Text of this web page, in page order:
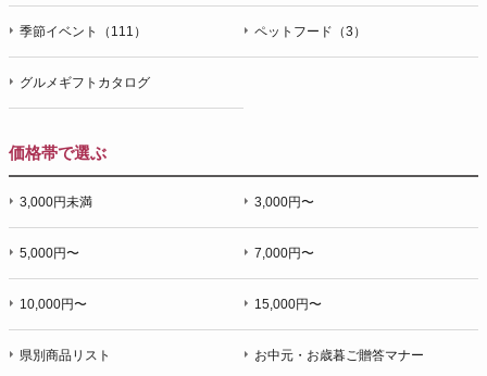
季節イベント（111） ペットフード（3）
グルメギフトカタログ
価格帯で選ぶ
3,000円未満 3,000円〜
5,000円〜 7,000円〜
10,000円〜 15,000円〜
県別商品リスト お中元・お歳暮ご贈答マナー